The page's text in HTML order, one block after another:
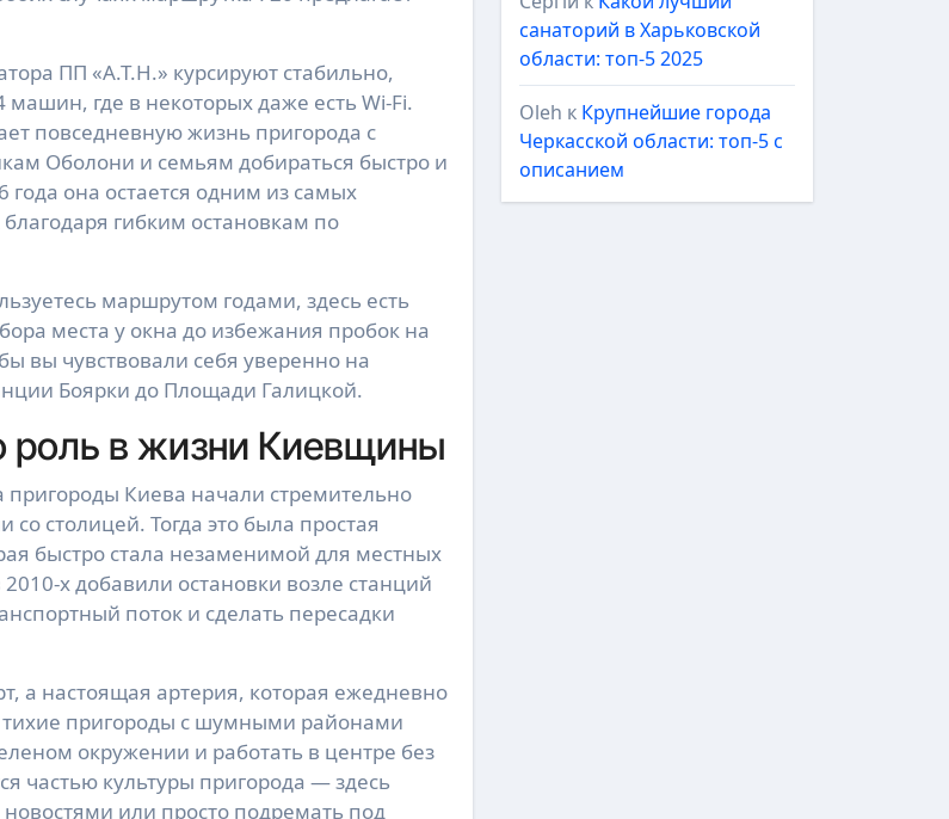
ПП «А.Т.Н.» курсируют стабильно,
где в некоторых даже есть Wi-Fi.
повседневную жизнь пригорода с
Оболони и семьям добираться быстро и
она остается одним из самых
гибким остановкам по
маршрутом годами, здесь есть
места у окна до избежания пробок на
вы чувствовали себя уверенно на
Боярки до Площади Галицкой.
роль в жизни Киевщины
пригороды Киева начали стремительно
столицей. Тогда это была простая
быстро стала незаменимой для местных
х добавили остановки возле станций
поток и сделать пересадки
а настоящая артерия, которая ежедневно
тихие пригороды с шумными районами
окружении и работать в центре без
частью культуры пригорода — здесь
или просто подремать под
санаторий в Харьковской
области: топ-5 2025
Oleh к Крупнейшие города
Черкасской области: топ-5 с
описанием